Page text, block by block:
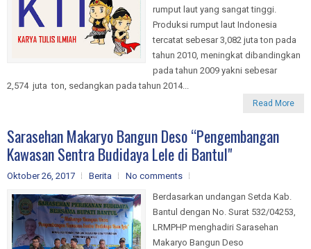
rumput laut yang sangat tinggi.
Produksi rumput laut Indonesia
tercatat sebesar 3,082 juta ton pada
tahun 2010, meningkat dibandingkan
pada tahun 2009 yakni sebesar
2,574 juta ton, sedangkan pada tahun 2014...
Read More
Sarasehan Makaryo Bangun Deso “Pengembangan
Kawasan Sentra Budidaya Lele di Bantul"
Oktober 26, 2017 Berita
No comments
Berdasarkan undangan Setda Kab.
Bantul dengan No. Surat 532/04253,
LRMPHP menghadiri Sarasehan
Makaryo Bangun Deso